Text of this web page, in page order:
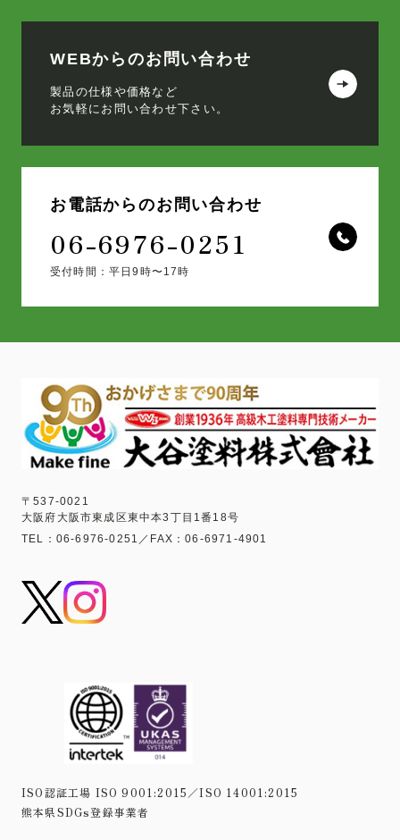
WEBからのお問い合わせ
製品の仕様や価格など
お気軽にお問い合わせ下さい。
お電話からのお問い合わせ
06-6976-0251
受付時間：平日9時〜17時
〒537-0021
大阪府大阪市東成区東中本3丁目1番18号
TEL：06-6976-0251／FAX：06-6971-4901
ISO認証工場 ISO 9001:2015／ISO 14001:2015
熊本県SDGs登録事業者